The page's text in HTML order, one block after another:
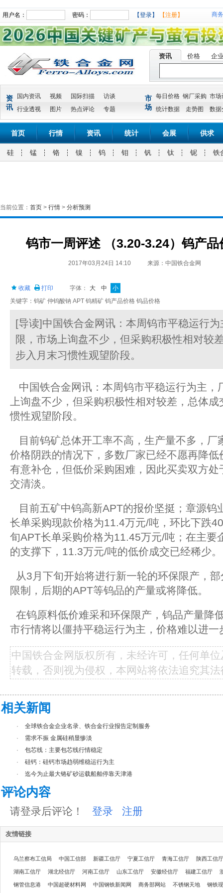
用户名： 密码： 【登录】 【注册】 商
资讯 价格 企
资
讯
国内资讯 视频 国际扫描
访谈
行业透视
图片 热点评论 专题
市
场
每日价格 钢厂采购 市场
统计数据
走势图 数据
首页 行情 资讯 统计 会展 供求
硅 锰 铬 镍 钨 钼 钒 钛 铌 铁
当前位置： 首页 > 行情 > 分析预测
钨市一周评述 （3.20-3.24）钨产
2017年03月24日 14:10 来源：中国铁合金网
收藏 打印 字体： 大 中
小
关键字：钨矿 仲钨酸钠 APT 钨精矿 钨产品价格 钨品价格
[导读]中国铁合金网讯：本周钨市平稳运行
限，市场上询盘不少，但采购积极性相对较
步入月末习惯性观望阶段。
中国铁合金网讯：本周钨市平稳运行为主，
上询盘不少，但采购积极性相对较差，总体
惯性观望阶段。
目前钨矿总体开工率不高，生产量不多，厂
价格阴跌的情况下，多数厂家已经不愿再降
有意补仓，但低价采购困难，因此买卖双方
交清淡。
目前五矿中钨高新APT的报价坚挺；章源钨
长单采购现款价格为11.4万元/吨，环比下跌
旬APT长单采购价格为11.45万元/吨；在主要
的支撑下，11.3万元/吨的低价成交已经稀少。
从3月下旬开始将进行新一轮的环保限产，
限制，后期的APT等钨品的产量或将降低。
在钨原料低价难采和环保限产，钨品产量降
市行情将以僵持平稳运行为主，价格难以进
中国铁合金网版权所有，未经许可，任何单
转载，否则视为侵权，本网站将依法追究其
相关新闻
·
全球铁合金企业名录、铁合金行业报告定制服务
·
需求不振 金属硅稍显惨淡
·
包芯线：主要包芯线行情稳定
·
硅钙：硅钙市场趋弱维稳运行为主
·
迄今为止最大铬矿砂运载船舶停靠天津港
评论内容
请登录后评论！ 登录 注册
友情链接
乌兰察布工信局 中国工信部 新疆工信厅 宁夏工信厅 青海工信厅 陕西工信厅
湖南工信厅 湖北经信厅 河南工信厅 山东工信厅 安徽经信厅 福建工信厅
钢管信息港 中国超硬材料网 中国钢铁新闻网 商务部网站 不锈钢天地 钢铁